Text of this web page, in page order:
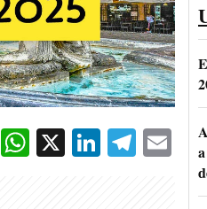
Facebook
WhatsApp
X LinkedIn